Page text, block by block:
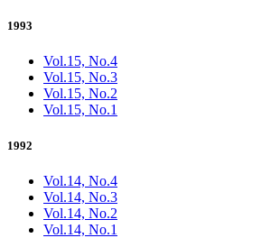
1993
Vol.15, No.4
Vol.15, No.3
Vol.15, No.2
Vol.15, No.1
1992
Vol.14, No.4
Vol.14, No.3
Vol.14, No.2
Vol.14, No.1